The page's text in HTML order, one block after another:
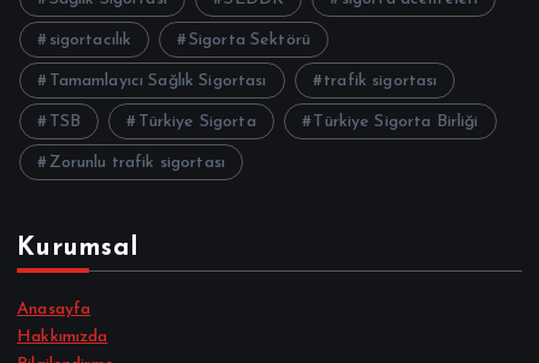
sigortacılık Sigorta Sektörü
Tamamlayıcı Sağlık Sigortası trafik sigortası
TSB Türkiye Sigorta Türkiye Sigorta Birliği
Zorunlu trafik sigortası
Kurumsal
Anasayfa
Hakkımızda